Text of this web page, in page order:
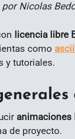
Nicolas
licencia libre
como
y tutoriales.
animaciones
de proyecto.